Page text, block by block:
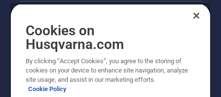
Други сайтове на Husqvarna
Cookies on
Husqvarna.com
By clicking “Accept Cookies”, you agree to the storing of
cookies on your device to enhance site navigation, analyze
site usage, and assist in our marketing efforts.
Cookie Policy